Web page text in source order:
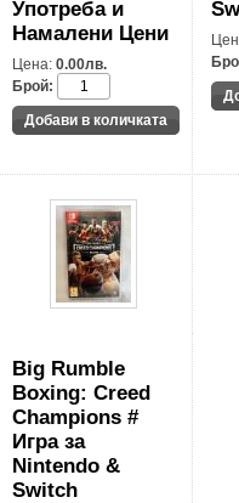
Употреба и
Намалени Цени
Цена: 0.00лв.
Брой:
Big Rumble
Boxing: Creed
Champions #
Игра за
Nintendo &
Switch